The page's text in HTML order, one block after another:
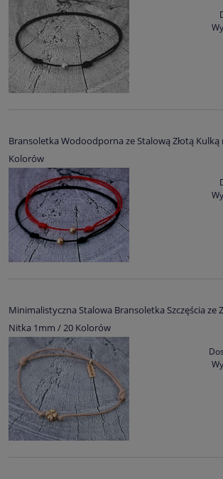
Bransoletka Wodoodporna ze Stalową Złotą Kulką
Kolorów
Minimalistyczna Stalowa Bransoletka Szczęścia ze
Nitka 1mm / 20 Kolorów